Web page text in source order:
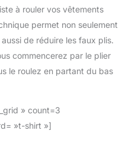
à rouler vos vêtements
permet non seulement
aussi de réduire les faux plis.
commencerez par le plier
le roulez en partant du bas
» count=3
»t-shirt »]